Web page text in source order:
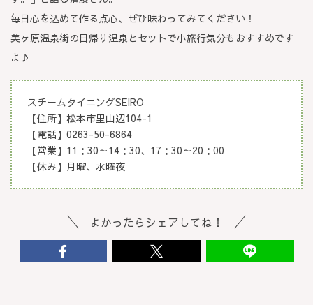
毎日心を込めて作る点心、ぜひ味わってみてください！
美ヶ原温泉街の日帰り温泉とセットで小旅行気分もおすすめです
よ♪
スチームタイニングSEIRO
【住所】松本市里山辺104-1
【電話】0263-50-6864
【営業】11：30～14：30、17：30～20：00
【休み】月曜、水曜夜
よかったらシェアしてね！